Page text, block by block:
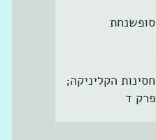
סופשנחת
חסינות הקליניקה;
פרק ד